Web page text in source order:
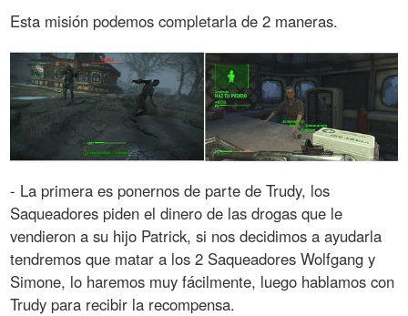
Esta misión podemos completarla de 2 maneras.
- La primera es ponernos de parte de Trudy, los
Saqueadores piden el dinero de las drogas que le
vendieron a su hijo Patrick, si nos decidimos a ayudarla
tendremos que matar a los 2 Saqueadores Wolfgang y
Simone, lo haremos muy fácilmente, luego hablamos con
Trudy para recibir la recompensa.